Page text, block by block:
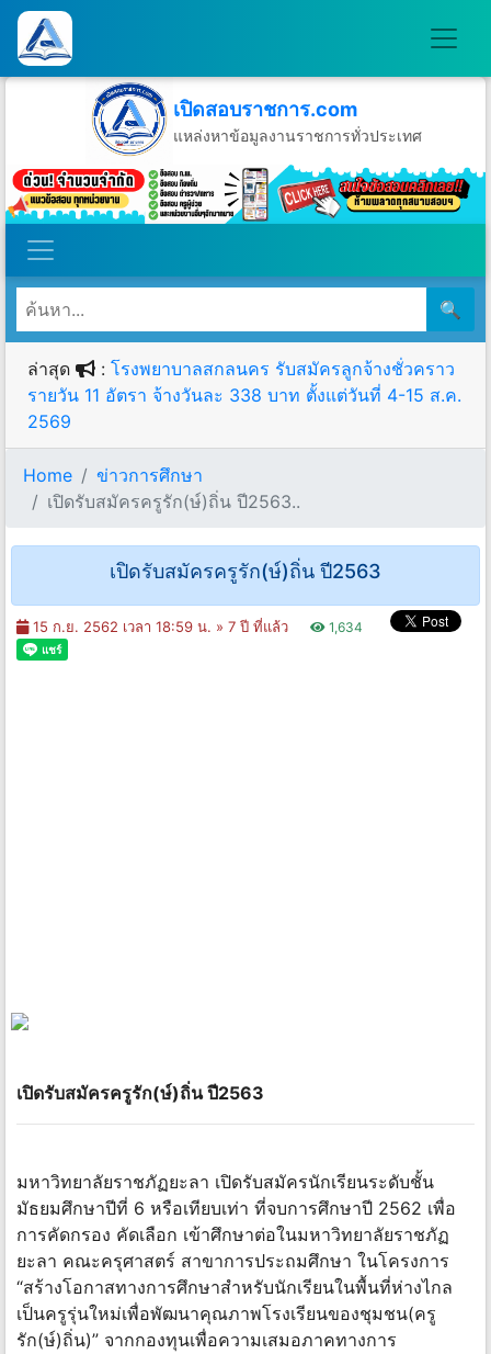
เปิดสอบราชการ.com
แหล่งหาข้อมูลงานราชการทั่วประเทศ
วันจันทร์ที่ 10 เดือนสิงหาคม พ.ศ.2569
🔍
ล่าสุด : โรงพยาบาลสกลนคร รับสมัครลูกจ้างชั่วคราว
รายวัน 11 อัตรา จ้างวันละ 338 บาท ตั้งแต่วันที่ 4-15 ส.ค.
2569
Home
ข่าวการศึกษา
เปิดรับสมัครครูรัก(ษ์)ถิ่น ปี2563..
เปิดรับสมัครครูรัก(ษ์)ถิ่น ปี2563
15 ก.ย. 2562 เวลา 18:59 น. » 7 ปี ที่แล้ว 1,634
เปิดรับสมัครครูรัก(ษ์)ถิ่น ปี2563
มหาวิทยาลัยราชภัฏยะลา เปิดรับสมัครนักเรียนระดับชั้น
มัธยมศึกษาปีที่ 6 หรือเทียบเท่า ที่จบการศึกษาปี 2562 เพื่อ
การคัดกรอง คัดเลือก เข้าศึกษาต่อในมหาวิทยาลัยราชภัฏ
ยะลา คณะครุศาสตร์ สาขาการประถมศึกษา ในโครงการ
“สร้างโอกาสทางการศึกษาสำหรับนักเรียนในพื้นที่ห่างไกล
เป็นครูรุ่นใหม่เพื่อพัฒนาคุณภาพโรงเรียนของชุมชน(ครู
รัก(ษ์)ถิ่น)” จากกองทุนเพื่อความเสมอภาคทางการ